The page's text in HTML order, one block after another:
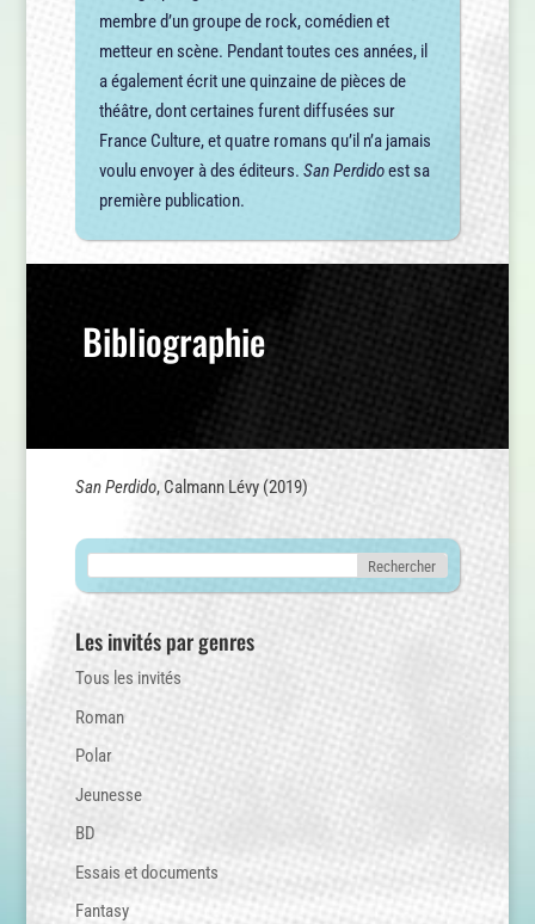
membre d’un groupe de rock, comédien et
metteur en scène. Pendant toutes ces années, il
a également écrit une quinzaine de pièces de
théâtre, dont certaines furent diffusées sur
France Culture, et quatre romans qu’il n’a jamais
voulu envoyer à des éditeurs. San Perdidoest sa
première publication.
Bibliographie
San Perdido, Calmann Lévy (2019)
Les invités par genres
Tous les invités
Roman
Polar
Jeunesse
BD
Essais et documents
Fantasy